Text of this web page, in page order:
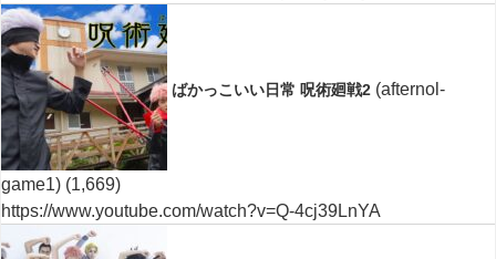
ばかっこいい日常 呪術廻戦2 (afternol-
game1) (1,669)
https://www.youtube.com/watch?v=Q-4cj39LnYA